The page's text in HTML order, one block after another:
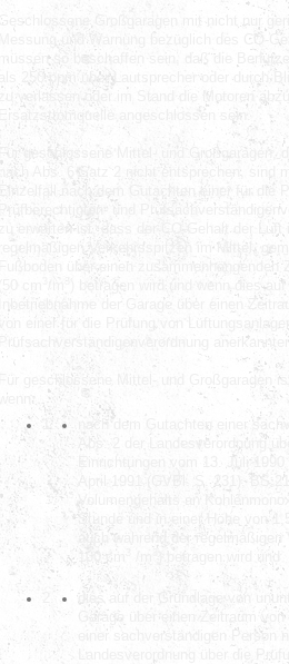
Geschlossene Großgaragen mit nicht nur
Messung und Warnung bezüglich des CO-
müssen so beschaffen sein, daß die
als 250 ppm über Lautsprecher oder durch
zu verlassen oder im Stand die Motoren
Ersatzstromquelle angeschlossen sein.
Für geschlossene Mittel- und Großgaragen,
nach Abs. 6 Satz 2 nicht entsprechen, sind
Einzelfall nach dem Gutachten einer für die
Prüfberechtigten- und
zu erwarten ist, dass der CO-Gehalt der
regelmäßigen Verkehrsspitzen im Mittel,
Fußboden über einen
) betragen wird und wenn dies
Inbetriebnahme der Garage über einen
von einer für die Prüfung von
Prüfsachverständigenverordnung
Für geschlossene Mittel- und Großgaragen
wenn
nach dem Gutachten einer
Abs. 2 der Landesverordnung
Einrichtungen vom 13. Juli
April 1991 (GVBl. S. 231), BS
Volumengehalts an
Stunde und in einer Höhe von
auch während der
100 cm
) betragen wird und
dies auf der Grundlage von
Garage über einen Zeitraum
einer sachverständigen Person
Landesverordnung über die